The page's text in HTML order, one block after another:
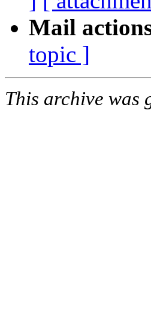
Mail
topic ]
This archive was